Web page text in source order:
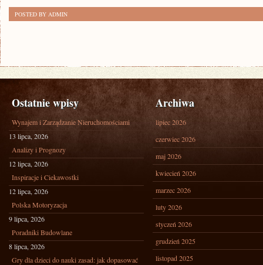
POSTED BY ADMIN
Ostatnie wpisy
Wynajem i Zarządzanie Nieruchomościami
13 lipca, 2026
Analizy i Prognozy
12 lipca, 2026
Inspiracje i Ciekawostki
12 lipca, 2026
Polska Motoryzacja
9 lipca, 2026
Poradniki Budowlane
8 lipca, 2026
Gry dla dzieci do nauki zasad: jak dopasować
Archiwa
lipiec 2026
czerwiec 2026
maj 2026
kwiecień 2026
marzec 2026
luty 2026
styczeń 2026
grudzień 2025
listopad 2025